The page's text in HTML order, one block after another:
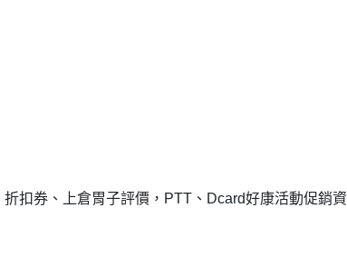
扣券、上倉胃子評價，PTT、Dcard好康活動促銷資